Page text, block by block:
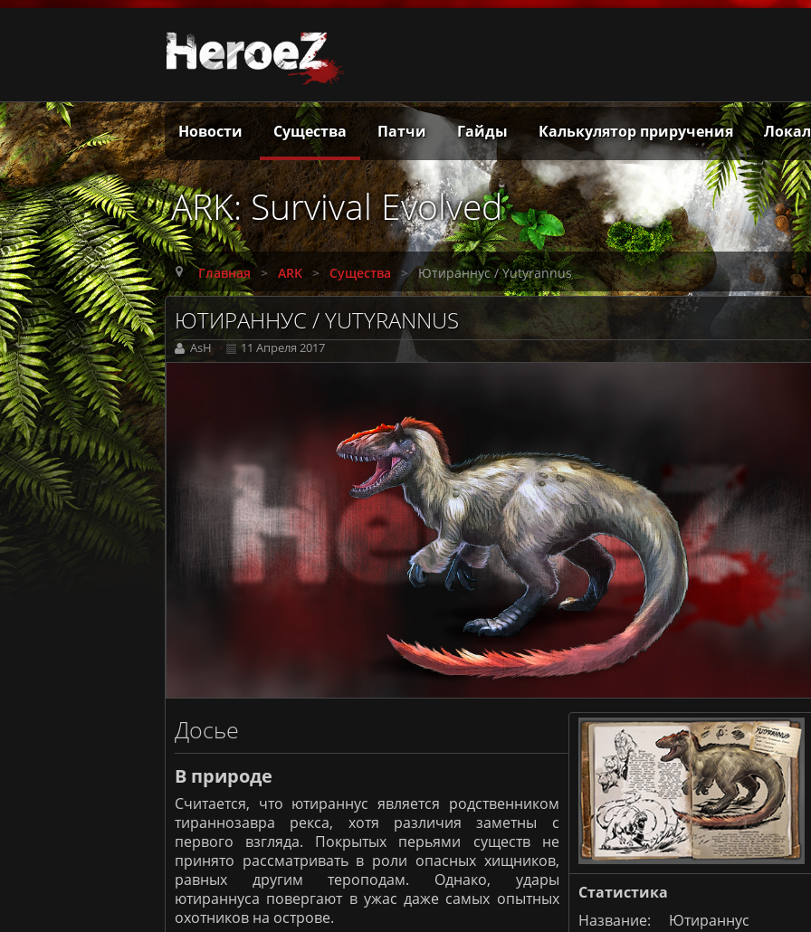
Новости Существа Патчи Гайды Калькулятор приручения
ARK: Survival Evolved
Главная > ARK > Существа > Ютираннус / Yutyrannus
ЮТИРАННУС / YUTYRANNUS
AsH 11 Апреля 2017
Статистика
Название:
Ютираннус
Досье
В природе
Считается, что ютираннус является родственником
тираннозавра рекса, хотя различия заметны с
первого взгляда. Покрытых перьями существ не
принято рассматривать в роли опасных хищников,
равных другим тероподам. Однако, удары
ютираннуса повергают в ужас даже самых опытных
охотников на острове.